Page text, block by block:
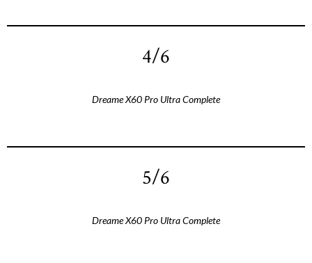
4/6
Dreame X60 Pro Ultra Complete
5/6
Dreame X60 Pro Ultra Complete